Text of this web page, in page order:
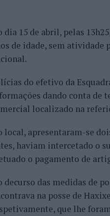
dia 15 de abril, pelas
de idade, sem
do efetivo da
dando conta de
localizado na
local, apresentaram-se
haviam intercetado o
o pagamento de
decurso das medidas de
na posse de
que lhe